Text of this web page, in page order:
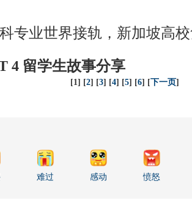
业世界接轨，新加坡高校
4 留学生故事分享
[1] [2] [3] [4] [5] [6] [下一页]
难过 感动 愤怒